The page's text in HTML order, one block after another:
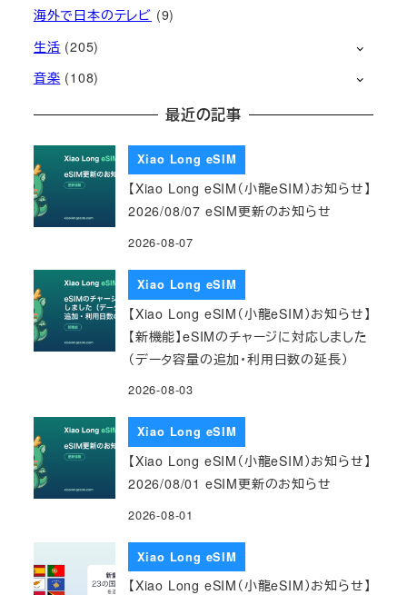
海外で日本のテレビ (9)
生活 (205)
音楽 (108)
最近の記事
Xiao Long eSIM
【Xiao Long eSIM（小龍eSIM）お知らせ】
2026/08/07 eSIM更新のお知らせ
2026-08-07
Xiao Long eSIM
【Xiao Long eSIM（小龍eSIM）お知らせ】
【新機能】eSIMのチャージに対応しました
（データ容量の追加・利用日数の延長）
2026-08-03
Xiao Long eSIM
【Xiao Long eSIM（小龍eSIM）お知らせ】
2026/08/01 eSIM更新のお知らせ
2026-08-01
Xiao Long eSIM
【Xiao Long eSIM（小龍eSIM）お知らせ】